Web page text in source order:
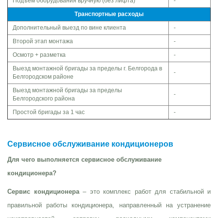
Транспортные расходы
Дополнительный выезд по вине клиента
-
Второй этап монтажа
-
Осмотр + разметка
-
Выезд монтажной бригады за пределы г. Белгорода в
Белгородском районе
-
Выезд монтажной бригады за пределы
Белгородского района
-
Простой бригады за 1 час -
Сервисное обслуживание кондиционеров
Для чего выполняется сервисное обслуживание
кондиционера?
Сервис кондиционера– это комплекс работ для стабильной и
правильной работы кондиционера, направленный на устранение